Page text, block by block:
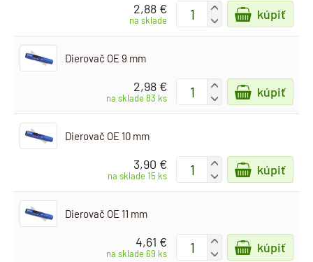
2,88 €
na sklade
+
-
kúpiť
Dierovač OE 9 mm
2,98 €
na sklade 83 ks
+
-
kúpiť
Dierovač OE 10 mm
3,90 €
na sklade 15 ks
+
-
kúpiť
Dierovač OE 11 mm
4,61 €
na sklade 69 ks
+
-
kúpiť